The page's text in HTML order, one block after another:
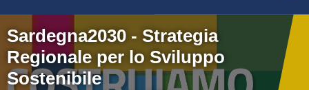
Sardegna2030 - Strategia
Regionale per lo Sviluppo
Sostenibile